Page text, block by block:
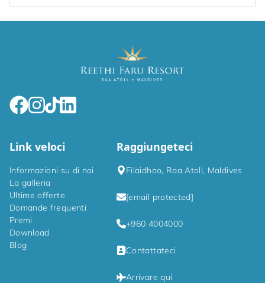
Link veloci
Informazioni su di noi
La galleria
Ultime offerte
Domande frequenti
Premi
Download
Blog
Raggiungeteci
Filaidhoo, Raa Atoll, Maldives
[email protected]
+960 4004000
Contattateci
Arrivare qui